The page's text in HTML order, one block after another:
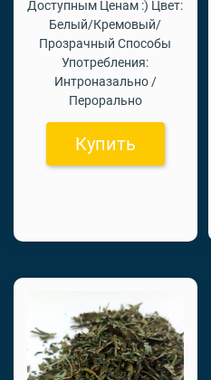
Доступным Ценам :) Цвет:
Белый/Кремовый/
Прозрачный Способы
Употребления:
Интроназально /
Перорально
Купить